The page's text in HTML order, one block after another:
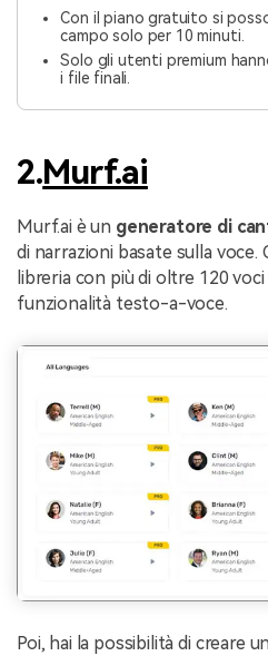
Con il piano gratuito si
campo solo per 10 minuti.
Solo gli utenti premium
i file finali.
2.Murf.ai
Murf.ai è un generatore di
di narrazioni basate sulla voce.
libreria con più di oltre 120
funzionalità testo-a-voce.
Poi, hai la possibilità di creare